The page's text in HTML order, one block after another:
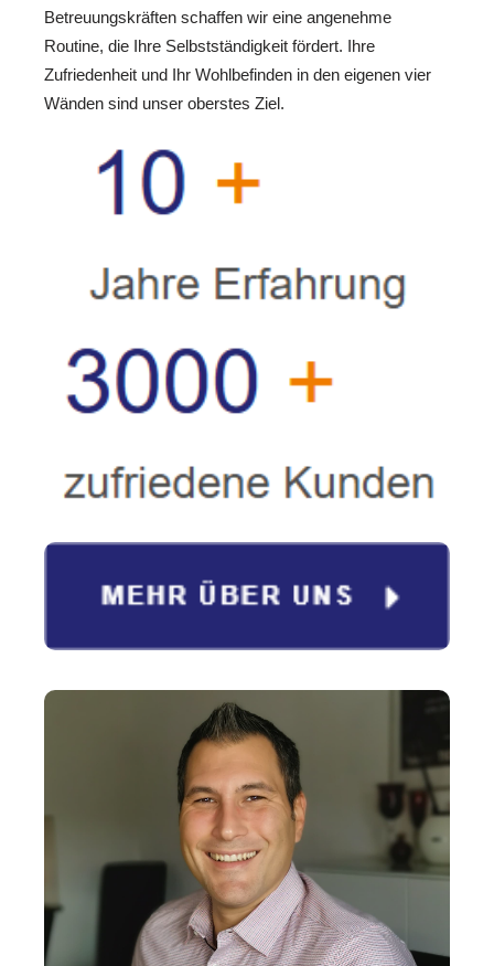
Betreuungskräften schaffen wir eine angenehme
Routine, die Ihre Selbstständigkeit fördert. Ihre
Zufriedenheit und Ihr Wohlbefinden in den eigenen vier
Wänden sind unser oberstes Ziel.